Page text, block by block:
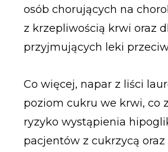
osób chorujących na
z krzepliwością krwi oraz
przyjmujących leki
Co więcej, napar z liści
poziom cukru we krwi, co
ryzyko wystąpienia
pacjentów z cukrzycą oraz